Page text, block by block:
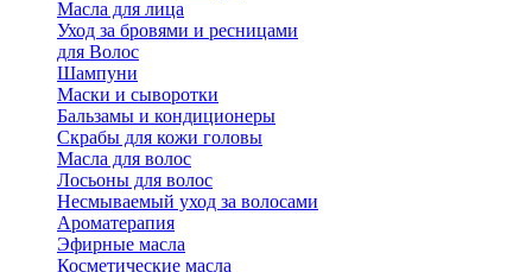
Масла для лица
Уход за бровями и ресницами
для Волос
Шампуни
Маски и сыворотки
Бальзамы и кондиционеры
Скрабы для кожи головы
Масла для волос
Лосьоны для волос
Несмываемый уход за волосами
Ароматерапия
Эфирные масла
Косметические масла